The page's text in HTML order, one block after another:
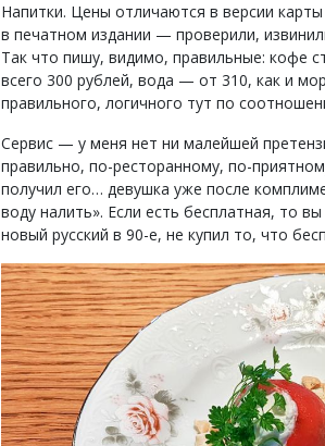
Напитки. Цены отличаются в версии
в печатном издании — проверили,
Так что пишу, видимо, правильные: кофе
всего 300 рублей, вода — от 310, как и
правильного, логичного тут по
Сервис — у меня нет ни малейшей
правильно, по-ресторанному, по-
получил его… девушка уже после
воду налить». Если есть бесплатная, то
новый русский в 90-е, не купил то, что